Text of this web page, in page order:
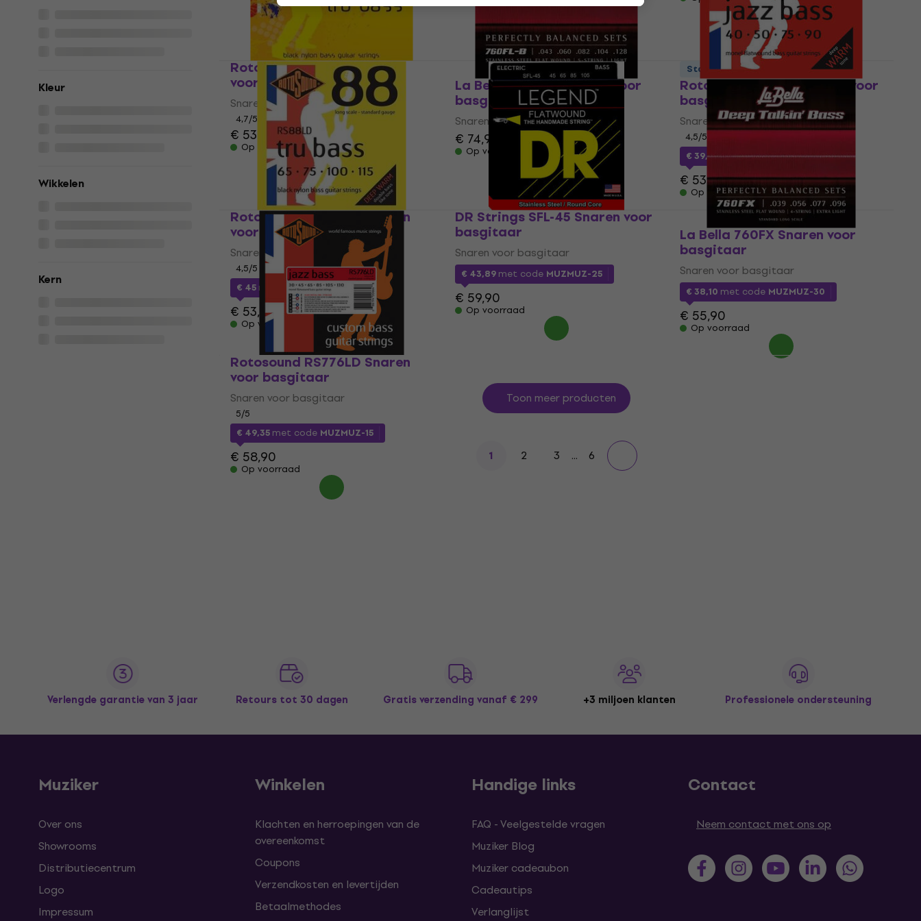
Kleur
Wikkelen
Kern
Rotosound RS 88 M Snaren
voor basgitaar
Snaren voor basgitaar
4,7/5
€ 53,90
Op voorraad
La Bella 760FL-B Snaren voor
basgitaar
Snaren voor basgitaar
€ 74,90
Op voorraad
Rotosound RS77M Snaren voor
basgitaar
Snaren voor basgitaar
4,5/5
€ 39,73met codeMUZMUZ-25
€ 53,90
Op voorraad
Rotosound RS 88 LD Snaren
voor basgitaar
Snaren voor basgitaar
4,5/5
€ 45met codeMUZMUZ-15
€ 53,90
Op voorraad
DR Strings SFL-45 Snaren voor
basgitaar
Snaren voor basgitaar
€ 43,89met code MUZMUZ-25
€ 59,90
Op voorraad
Staffelkorting
La Bella 760FX Snaren voor
basgitaar
Snaren voor basgitaar
€ 38,10 met code MUZMUZ-30
€ 55,90
Op voorraad
Rotosound RS776LD Snaren
voor basgitaar
Snaren voor basgitaar
5/5
€ 49,35met code MUZMUZ-15
€ 58,90
Op voorraad
Toon meer producten
1 2 3 ... 6
Verlengde garantie van 3 jaar Retours tot 30 dagen Gratis verzending vanaf € 299 +3 miljoen klanten Professionele ondersteuning
Muziker
Over ons
Showrooms
Distributiecentrum
Logo
Impressum
Winkelen
Klachten en herroepingen van de
overeenkomst
Coupons
Verzendkosten en levertijden
Betaalmethodes
Handige links
FAQ - Veelgestelde vragen
Muziker Blog
Muziker cadeaubon
Cadeautips
Verlanglijst
Contact
Neem contact met ons op